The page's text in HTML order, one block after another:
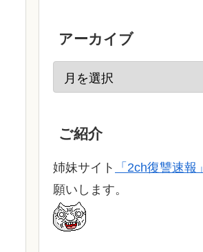
アーカイブ
ご紹介
姉妹サイト 「2ch復讐速報」
願いします。